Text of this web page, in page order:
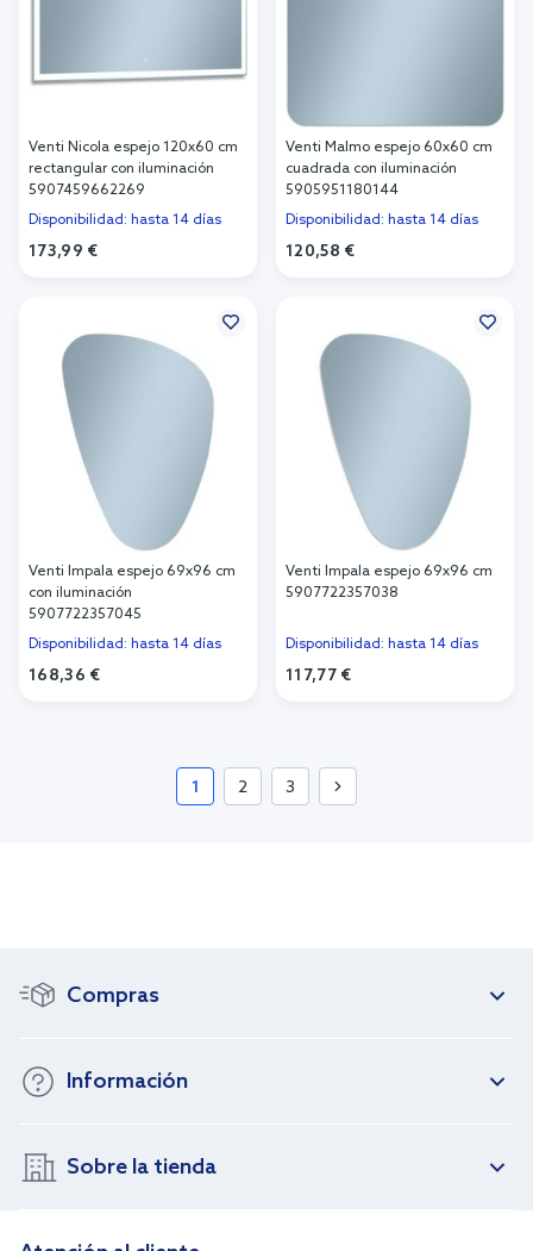
Venti Nicola espejo 120x60 cm
rectangular con iluminación
5907459662269
Disponibilidad: hasta 14 días
173,99 €
Venti Malmo espejo 60x60 cm
cuadrada con iluminación
5905951180144
Disponibilidad: hasta 14 días
120,58 €
Venti Impala espejo 69x96 cm
con iluminación
5907722357045
Disponibilidad: hasta 14 días
168,36 €
Venti Impala espejo 69x96 cm
5907722357038
Disponibilidad: hasta 14 días
117,77 €
1 2 3
Compras
Información
Sobre la tienda